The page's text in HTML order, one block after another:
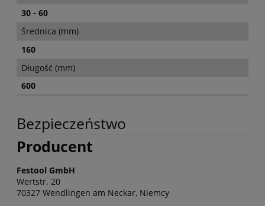
30 - 60
Średnica (mm)
160
Długość (mm)
600
Bezpieczeństwo
Producent
Festool GmbH
Wertstr. 20
70327 Wendlingen am Neckar, Niemcy